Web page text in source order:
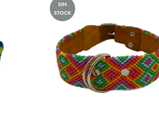
SIN
STOCK